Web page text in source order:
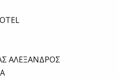
ΑΛΕΞΑΝΔΡΟΣ